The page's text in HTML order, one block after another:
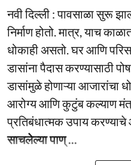
नवी दिल्ली : पावसाळा सुरू
निर्माण होतो. मात्र, याच
धोकाही असतो. घर आणि
डासांना पैदास करण्यासाठी
डासांमुळे होणाऱ्या आजारांचा
आरोग्य आणि कुटुंब कल्याण
प्रतिबंधात्मक उपाय
साचलेल्या पाण् ...